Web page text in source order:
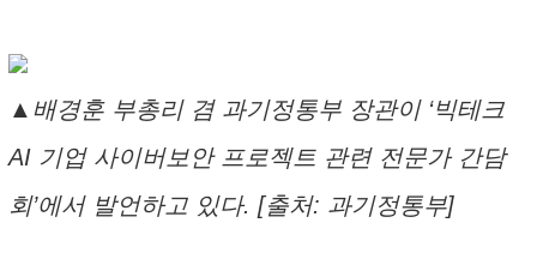
▲배경훈 부총리 겸 과기정통부 장관이 ‘빅테크
AI 기업 사이버보안 프로젝트 관련 전문가 간담
회’에서 발언하고 있다. [출처: 과기정통부]